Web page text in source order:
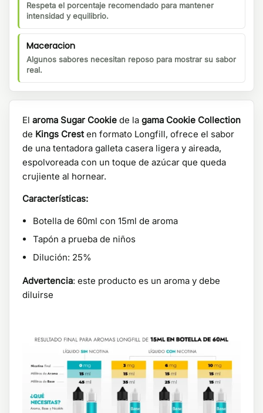
Respeta el porcentaje recomendado para mantener
intensidad y equilibrio.
Maceracion
Algunos sabores necesitan reposo para mostrar su sabor
real.
El aroma Sugar Cookie de la gama Cookie Collection
de Kings Cresten formato Longfill, ofrece el sabor
de una tentadora galleta casera ligera y aireada,
espolvoreada con un toque de azúcar que queda
crujiente al hornear.
Características:
Botella de 60ml con 15ml de aroma
Tapón a prueba de niños
Dilución: 25%
Advertencia: este producto es un aroma y debe
diluirse